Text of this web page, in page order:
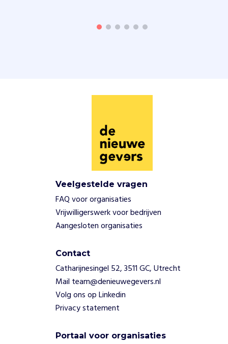
Veelgestelde vragen
FAQ voor organisaties
Vrijwilligerswerk voor bedrijven
Aangesloten organisaties
Contact
Catharijnesingel 52, 3511 GC, Utrecht
Mail team@denieuwegevers.nl
Volg ons op Linkedin
Privacy statement
Portaal voor organisaties